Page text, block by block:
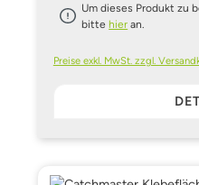
Um dieses Produkt zu
bittehier an.
Preise exkl. MwSt. zzgl.